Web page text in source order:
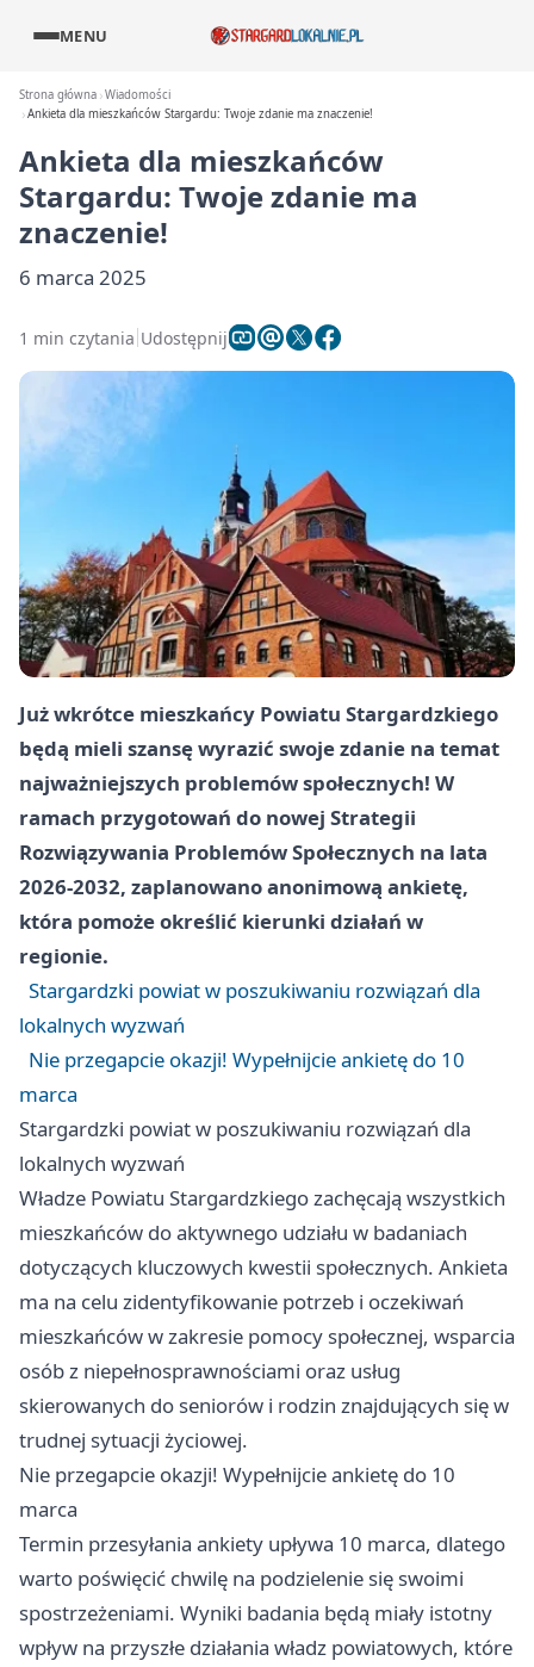
MENU
Strona główna Wiadomości
Ankieta dla mieszkańców Stargardu: Twoje zdanie ma znaczenie!
Ankieta dla mieszkańców
Stargardu: Twoje zdanie ma
znaczenie!
6 marca 2025
1 min czytania Udostępnij
Już wkrótce mieszkańcy Powiatu Stargardzkiego
będą mieli szansę wyrazić swoje zdanie na temat
najważniejszych problemów społecznych! W
ramach przygotowań do nowej Strategii
Rozwiązywania Problemów Społecznych na lata
2026-2032, zaplanowano anonimową ankietę,
która pomoże określić kierunki działań w
regionie.
Stargardzki powiat w poszukiwaniu rozwiązań dla
lokalnych wyzwań
Nie przegapcie okazji! Wypełnijcie ankietę do 10
marca
Stargardzki powiat w poszukiwaniu rozwiązań dla
lokalnych wyzwań
Władze Powiatu Stargardzkiego zachęcają wszystkich
mieszkańców do aktywnego udziału w badaniach
dotyczących kluczowych kwestii społecznych. Ankieta
ma na celu zidentyfikowanie potrzeb i oczekiwań
mieszkańców w zakresie pomocy społecznej, wsparcia
osób z niepełnosprawnościami oraz usług
skierowanych do seniorów i rodzin znajdujących się w
trudnej sytuacji życiowej.
Nie przegapcie okazji! Wypełnijcie ankietę do 10
marca
Termin przesyłania ankiety upływa 10 marca, dlatego
warto poświęcić chwilę na podzielenie się swoimi
spostrzeżeniami. Wyniki badania będą miały istotny
wpływ na przyszłe działania władz powiatowych, które